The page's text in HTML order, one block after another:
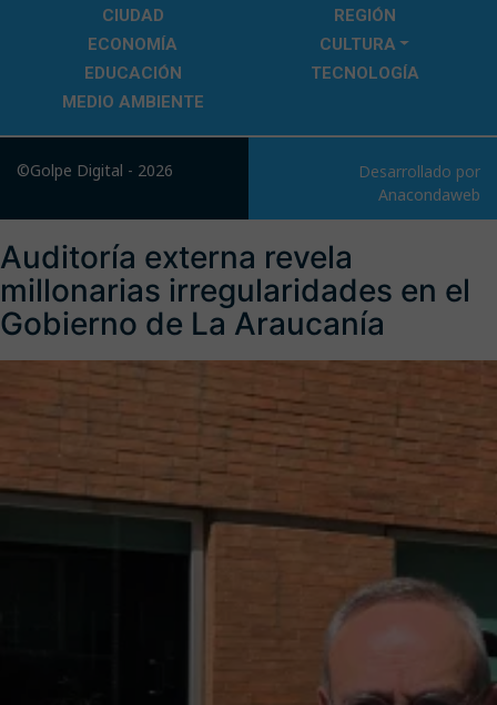
CIUDAD
REGIÓN
ECONOMÍA
CULTURA
EDUCACIÓN
TECNOLOGÍA
MEDIO AMBIENTE
©Golpe Digital - 2026
Desarrollado por
Anacondaweb
Auditoría externa revela
millonarias irregularidades en el
Gobierno de La Araucanía